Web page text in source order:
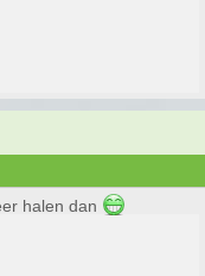
halen dan